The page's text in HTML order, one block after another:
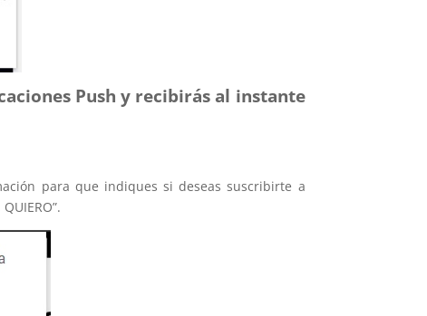
Push y recibirás al instante
para que indiques si deseas suscribirte a